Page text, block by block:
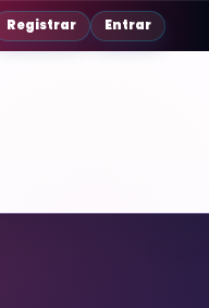
Registrar Entrar